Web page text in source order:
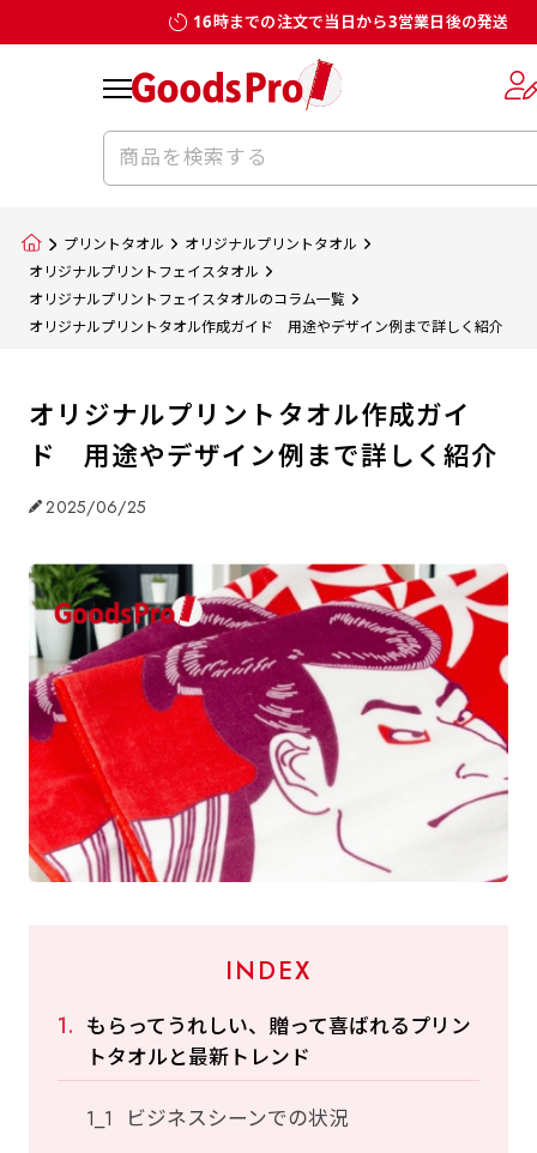
16時までの注文で当日から3営業日後の発送
プリントタオル
オリジナルプリントタオル
オリジナルプリントフェイスタオル
オリジナルプリントフェイスタオルのコラム一覧
オリジナルプリントタオル作成ガイド 用途やデザイン例まで詳しく紹介
オリジナルプリントタオル作成ガイ
ド 用途やデザイン例まで詳しく紹介
2025/06/25
INDEX
もらってうれしい、贈って喜ばれるプリン
トタオルと最新トレンド
ビジネスシーンでの状況